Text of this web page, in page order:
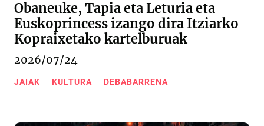
Obaneuke, Tapia eta Leturia eta
Euskoprincess izango dira Itziarko
Kopraixetako kartelburuak
2026/07/24
JAIAK KULTURA DEBABARRENA